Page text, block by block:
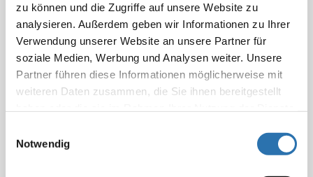
zu können und die Zugriffe auf unsere Website zu
analysieren. Außerdem geben wir Informationen zu Ihrer
Verwendung unserer Website an unsere Partner für
soziale Medien, Werbung und Analysen weiter. Unsere
Partner führen diese Informationen möglicherweise mit
weiteren Daten zusammen, die Sie ihnen bereitgestellt
Cookies, wenn Sie unsere Webseite weiterhin
Notwendig
Bundesärztekammer
Stand: 16.01.2004
veröffentlicht in: Deutsches Ärzteblatt 101, Heft 3
(16.01.2004), Seite A135-A136
Mehr Informationen